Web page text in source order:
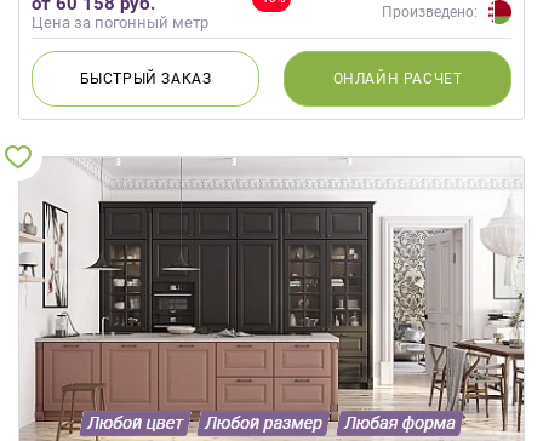
Цена за погонный метр
Произведено:
БЫСТРЫЙЗАКАЗ ОНЛАЙН РАСЧЕТ